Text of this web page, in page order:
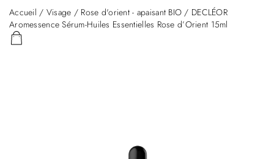
Accueil / Visage / Rose d'orient - apaisant BIO / DECLÉOR
Aromessence Sérum-Huiles Essentielles Rose d’Orient 15ml